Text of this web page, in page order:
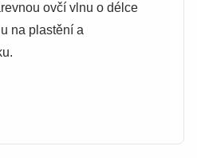
ovčí vlnu o délce
na plastění a